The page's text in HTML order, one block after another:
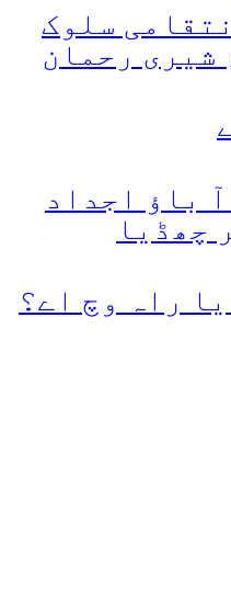
سلوک
شیری رحمان
باؤ اجداد
چھڈیا
راہ وچ اے؟